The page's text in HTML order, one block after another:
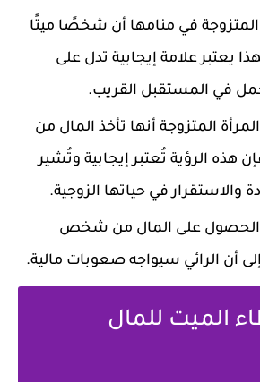
المتزوجة في منامها أن شخصًا ميتًا
يعتبر علامة إيجابية تدل على
في المستقبل القريب.
المتزوجة أنها تأخذ المال من
هذه الرؤية تُعتبر إيجابية وتُشير
والاستقرار في حياتها الزوجية.
الحصول على المال من شخص
أن الرائي سيواجه صعوبات مالية.
الميت للمال